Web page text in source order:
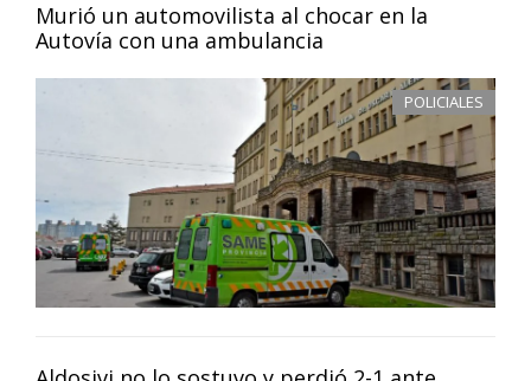
Murió un automovilista al chocar en la
Autovía con una ambulancia
POLICIALES